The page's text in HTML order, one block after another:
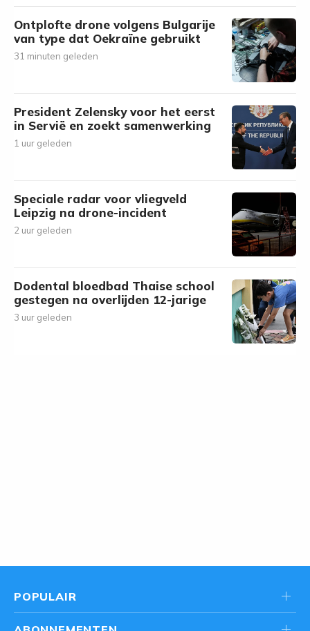
Ontplofte drone volgens Bulgarije
van type dat Oekraïne gebruikt
31 minuten geleden
President Zelensky voor het eerst
in Servië en zoekt samenwerking
1 uur geleden
Speciale radar voor vliegveld
Leipzig na drone-incident
2 uur geleden
Dodental bloedbad Thaise school
gestegen na overlijden 12-jarige
3 uur geleden
POPULAIR